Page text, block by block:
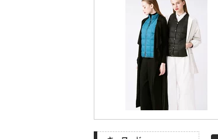
ランキング
特集
雑誌･書籍(一緒に
定期購読